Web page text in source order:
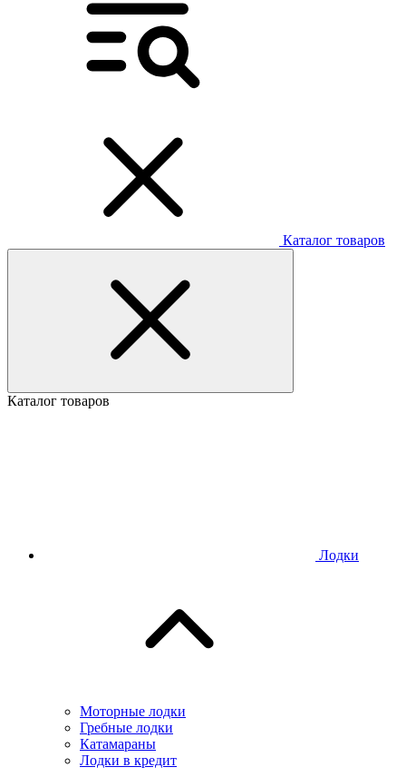
Каталог товаров
Каталог товаров
Лодки
Моторные лодки
Гребные лодки
Катамараны
Лодки в кредит